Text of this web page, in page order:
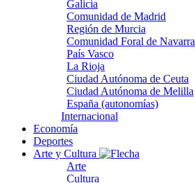
Galicia
Comunidad de Madrid
Región de Murcia
Comunidad Foral de Navarra
País Vasco
La Rioja
Ciudad Autónoma de Ceuta
Ciudad Autónoma de Melilla
España (autonomías)
Internacional
Economía
Deportes
Arte y Cultura
Arte
Cultura